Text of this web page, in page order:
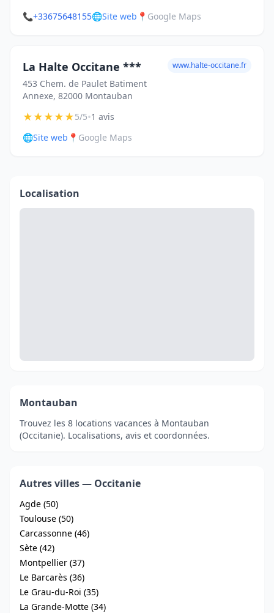
📞+33675648155🌐Site web 📍 Google Maps
La Halte Occitane ***
453 Chem. de Paulet Batiment
Annexe, 82000 Montauban
www.halte-occitane.fr
★★★★★5/5•1 avis
🌐Site web 📍 Google Maps
Localisation
Montauban
Trouvez les 8 locations vacances à Montauban
(Occitanie). Localisations, avis et coordonnées.
Autres villes — Occitanie
Agde (50)
Toulouse (50)
Carcassonne (46)
Sète (42)
Montpellier (37)
Le Barcarès (36)
Le Grau-du-Roi (35)
La Grande-Motte (34)